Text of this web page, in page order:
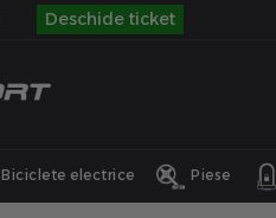
Deschide ticket
Biciclete electrice Piese